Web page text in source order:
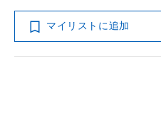
マイリストに追加